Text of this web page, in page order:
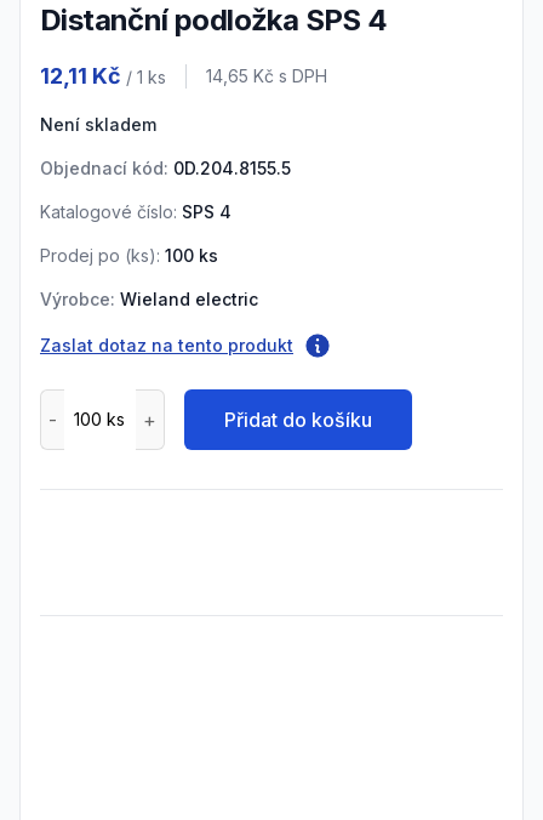
Distanční podložka SPS 4
12,11 Kč / 1 ks Cena s DPH
14,65 Kč s DPH
Není skladem
Objednací kód: 0D.204.8155.5
Katalogové číslo: SPS 4
Prodej po (ks): 100 ks
Výrobce: Wieland electric
Zaslat dotaz na tento produkt
Přidat do košíku